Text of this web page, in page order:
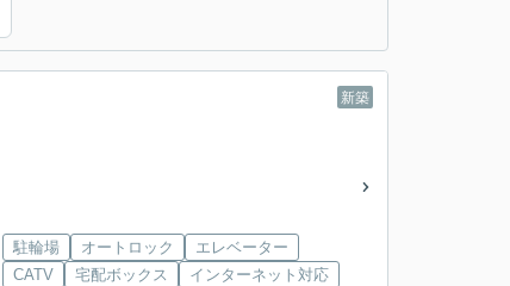
新築
駐輪場 オートロック
エレベーター
CATV
宅配ボックス インターネット対応